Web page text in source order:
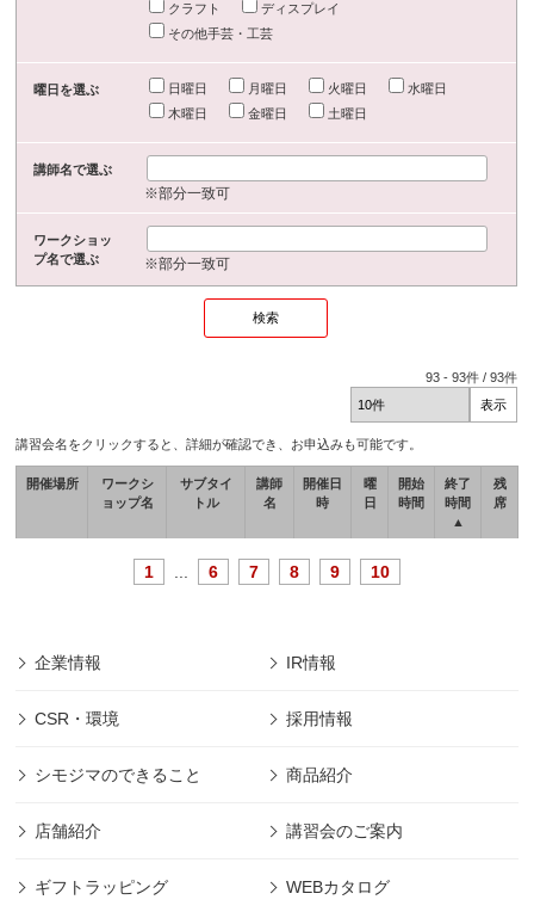
クラフト
ディスプレイ
その他手芸・工芸
曜日を選ぶ 日曜日 月曜日 火曜日
水曜日
木曜日
金曜日 土曜日
講師名で選ぶ
※部分一致可
ワークショッ
プ名で選ぶ
※部分一致可
93 -93件 /93件
講習会名をクリックすると、詳細が確認でき、お申込みも可能です。
開催場所
ワークシ
ョップ名
サブタイ
トル
講師
名
開催日
時
曜
日
開始
時間
終了
時間
▲
残
席
1 6 7 8 9 10
企業情報 IR情報
CSR・環境 採用情報
シモジマのできること 商品紹介
店舗紹介 講習会のご案内
ギフトラッピング WEBカタログ